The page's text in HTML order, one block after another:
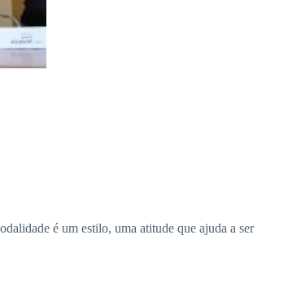
é um estilo, uma atitude que ajuda a ser